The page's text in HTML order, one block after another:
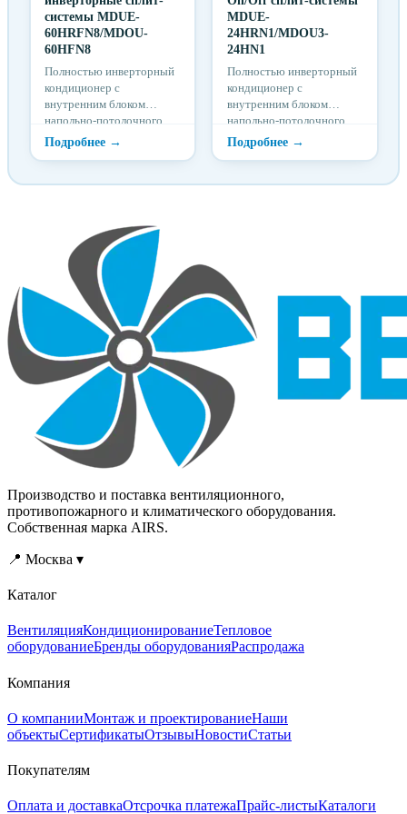
системы MDUE-
60HRFN8/MDOU-
60HFN8
Полностью инверторный
кондиционер с
внутренним блоком
напольно-потолочного
типа серии MDUE 3D DC-
Inverter представляет
кондиционирования
в помещении комфортных
климатических условий.
Обладает высокой
производительностью и
оснащен функциями
автоматической защиты.
MDUE-
24HRN1/MDOU3-
24HN1
Полностью инверторный
кондиционер с
внутренним блоком
напольно-потолочного
типа серии MDUE 3D DC-
Inverter представляет
кондиционирования
производительностью и
оснащен функциями
автоматической защиты.
Производство и поставка вентиляционного,
противопожарного и климатического оборудования.
Собственная марка AIRS.
📍 Москва ▾
Каталог
ВентиляцияКондиционированиеТепловое
оборудованиеБренды оборудованияРаспродажа
Компания
О компанииМонтаж и проектированиеНаши
объектыСертификатыОтзывыНовостиСтатьи
Покупателям
Оплата и доставкаОтсрочка платежаПрайс-листыКаталоги